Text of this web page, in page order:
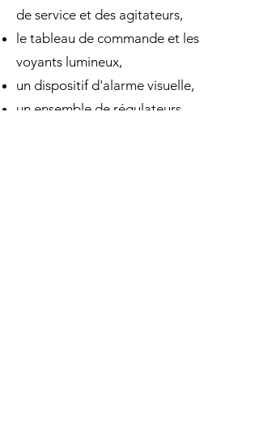
de service et des agitateurs,
le tableau de commande et les
voyants lumineux,
un dispositif d'alarme visuelle,
un ensemble de régulateurs